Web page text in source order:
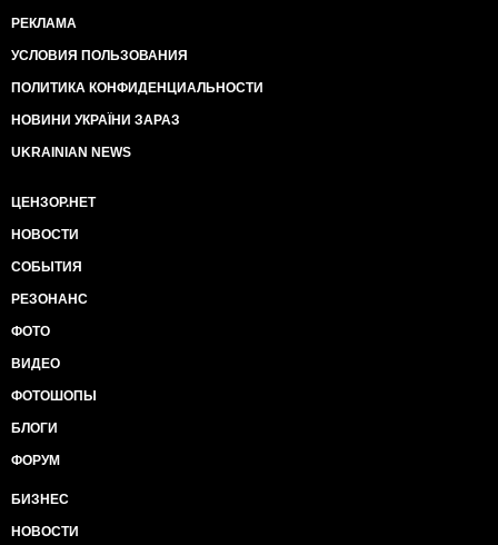
РЕКЛАМА
УСЛОВИЯ ПОЛЬЗОВАНИЯ
ПОЛИТИКА КОНФИДЕНЦИАЛЬНОСТИ
НОВИНИ УКРАЇНИ ЗАРАЗ
UKRAINIAN NEWS
ЦЕНЗОР.НЕТ
НОВОСТИ
СОБЫТИЯ
РЕЗОНАНС
ФОТО
ВИДЕО
ФОТОШОПЫ
БЛОГИ
ФОРУМ
БИЗНЕС
НОВОСТИ